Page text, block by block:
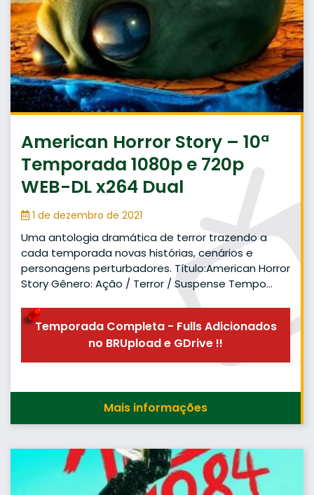
American Horror Story – 10ª
Temporada 1080p e 720p
WEB-DL x264 Dual
1 de dezembro de 2021
Uma antologia dramática de terror trazendo a
cada temporada novas histórias, cenários e
personagens perturbadores. Título:American Horror
Story Gênero: Ação / Terror / Suspense Tempo…
Temporada Completa - Fulls Adicionados
no BRUpload e GDrive !!
Mais informações